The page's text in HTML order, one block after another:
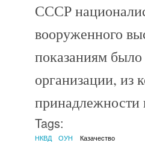
СССР
вооруженного
показаниям
организации, из
принадлежности
Tags:
НКВД ОУН Казачество